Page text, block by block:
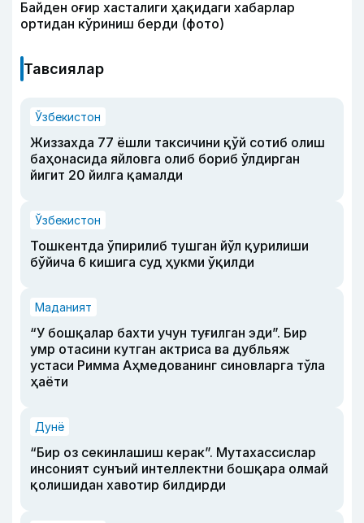
Байден оғир хасталиги ҳақидаги хабарлар
ортидан кўриниш берди (фото)
Тавсиялар
Ўзбекистон
Жиззахда 77 ёшли таксичини қўй сотиб олиш
баҳонасида яйловга олиб бориб ўлдирган
йигит 20 йилга қамалди
Ўзбекистон
Тошкентда ўпирилиб тушган йўл қурилиши
бўйича 6 кишига суд ҳукми ўқилди
Маданият
“У бошқалар бахти учун туғилган эди”. Бир
умр отасини кутган актриса ва дубльяж
устаси Римма Аҳмедованинг синовларга тўла
ҳаёти
Дунё
“Бир оз секинлашиш керак”. Мутахассислар
инсоният сунъий интеллектни бошқара олмай
қолишидан хавотир билдирди